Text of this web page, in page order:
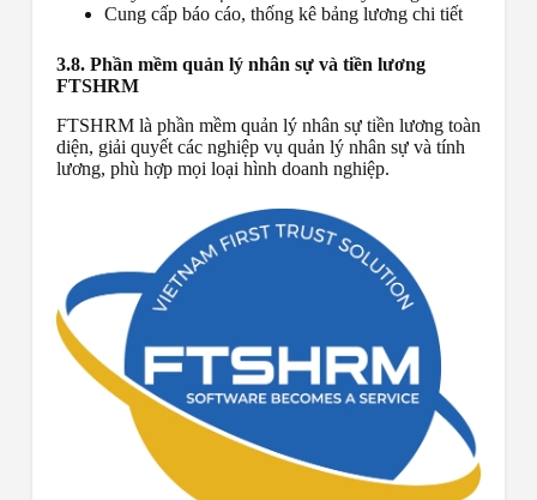
Cung cấp báo cáo, thống kê bảng lương chi tiết
3.8. Phần mềm quản lý nhân sự và tiền lương
FTSHRM
FTSHRM là phần mềm quản lý nhân sự tiền lương toàn
diện, giải quyết các nghiệp vụ quản lý nhân sự và tính
lương, phù hợp mọi loại hình doanh nghiệp.